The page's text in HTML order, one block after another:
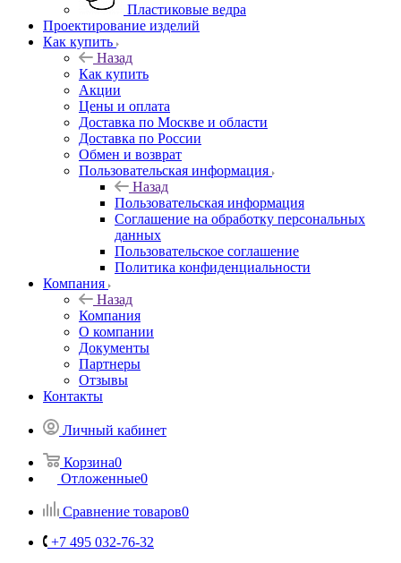
Пластиковые ведра
Проектирование изделий
Как купить
Назад
Как купить
Акции
Цены и оплата
Доставка по Москве и области
Доставка по России
Обмен и возврат
Пользовательская информация
Назад
Пользовательская информация
Соглашение на обработку персональных
данных
Пользовательское соглашение
Политика конфиденциальности
Компания
Назад
Компания
О компании
Документы
Партнеры
Отзывы
Контакты
Личный кабинет
Корзина0
Отложенные0
Сравнение товаров0
+7 495 032-76-32